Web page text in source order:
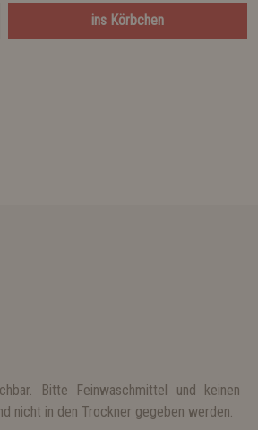
ins Körbchen
Bitte Feinwaschmittel und keinen
nicht in den Trockner gegeben werden.